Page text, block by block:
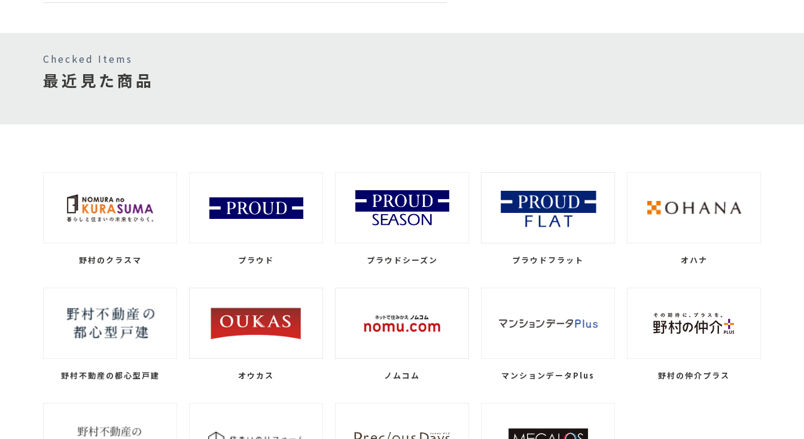
Checked Items
最近見た商品
野村のクラスマ プラウド プラウドシーズン プラウドフラット オハナ
野村不動産の都心型戸建 オウカス ノムコム マンションデータPlus 野村の仲介プラス